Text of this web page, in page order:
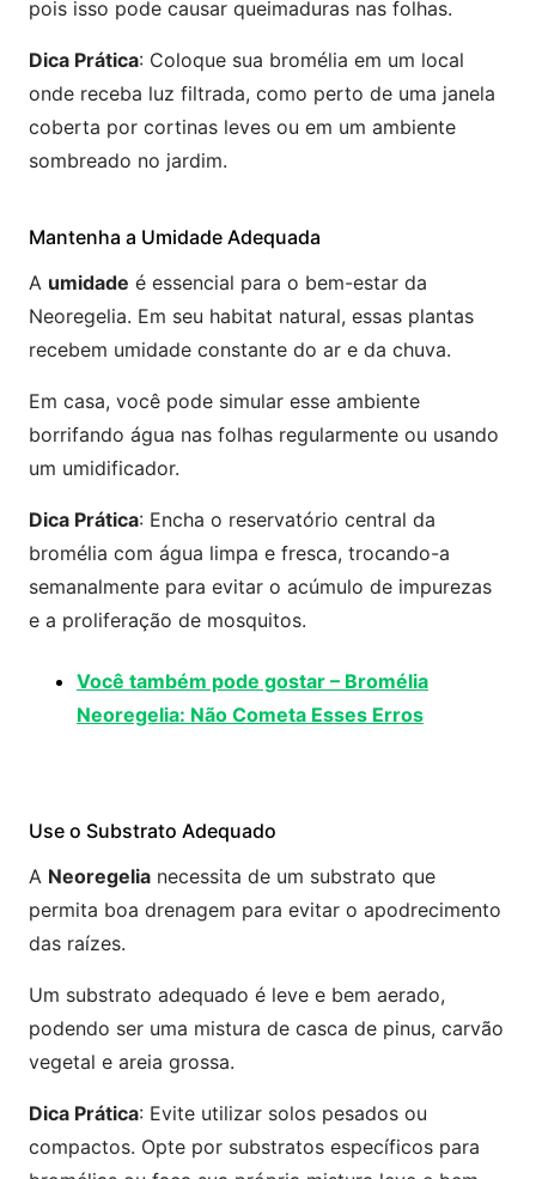
pois isso pode causar queimaduras nas folhas.
Dica Prática: Coloque sua bromélia em um local
onde receba luz filtrada, como perto de uma janela
coberta por cortinas leves ou em um ambiente
sombreado no jardim.
Mantenha a Umidade Adequada
A umidade é essencial para o bem-estar da
Neoregelia. Em seu habitat natural, essas plantas
recebem umidade constante do ar e da chuva.
Em casa, você pode simular esse ambiente
borrifando água nas folhas regularmente ou usando
um umidificador.
Dica Prática: Encha o reservatório central da
bromélia com água limpa e fresca, trocando-a
semanalmente para evitar o acúmulo de impurezas
e a proliferação de mosquitos.
Você também pode gostar – Bromélia
Neoregelia: Não Cometa Esses Erros
Use o Substrato Adequado
A Neoregelia necessita de um substrato que
permita boa drenagem para evitar o apodrecimento
das raízes.
Um substrato adequado é leve e bem aerado,
podendo ser uma mistura de casca de pinus, carvão
vegetal e areia grossa.
Dica Prática: Evite utilizar solos pesados ou
compactos. Opte por substratos específicos para